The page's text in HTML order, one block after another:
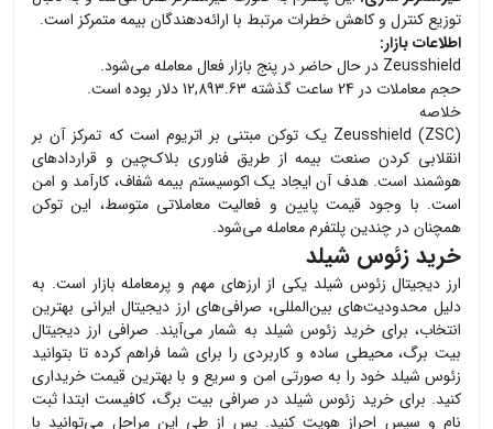
توزیع کنترل و کاهش خطرات مرتبط با ارائه‌دهندگان بیمه متمرکز است.
اطلاعات بازار:
Zeusshield در حال حاضر در پنج بازار فعال معامله می‌شود.
حجم معاملات در 24 ساعت گذشته 12,893.63 دلار بوده است.
خلاصه
Zeusshield (ZSC) یک توکن مبتنی بر اتریوم است که تمرکز آن بر
انقلابی کردن صنعت بیمه از طریق فناوری بلاک‌چین و قراردادهای
هوشمند است. هدف آن ایجاد یک اکوسیستم بیمه شفاف، کارآمد و امن
است. با وجود قیمت پایین و فعالیت معاملاتی متوسط، این توکن
همچنان در چندین پلتفرم معامله می‌شود.
خرید زئوس شیلد
ارز دیجیتال زئوس شیلد یکی از ارزهای مهم و پرمعامله بازار است. به
دلیل محدودیت‌های بین‌المللی، صرافی‌های ارز دیجیتال ایرانی بهترین
انتخاب، برای خرید زئوس شیلد به شمار می‌آیند. صرافی ارز دیجیتال
بیت برگ، محیطی ساده و کاربردی را برای شما فراهم کرده تا بتوانید
زئوس شیلد خود را به صورتی امن و سریع و با بهترین قیمت خریداری
کنید. برای خرید زئوس شیلد در صرافی بیت برگ، کافیست ابتدا ثبت
نام و سپس احراز هویت کنید. پس از طی این مراحل می‌توانید با